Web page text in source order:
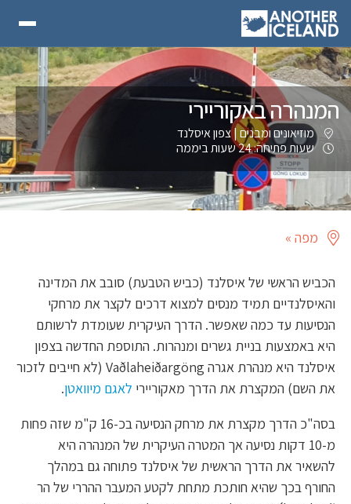
המנהרה באקוריירי
מוזיאונים ומבנים |צפון איסלנד
שעות פתיחה: 24 שעות ביממה
מפה »
הכביש הראשי של איסלנד (כביש הטבעת) סובב את המדינה
והאיסלנדיים תמיד מנסים למצוא דרכים לקצר את מרחקי
הנסיעות עד כמה שאפשר. הדרך העיקרית שעומדת לרשותם
היא באמצעות בניית גשרים ומנהרות. התוספת החדשה בצפון
איסלנד היא מנהרת אגרה Vaðlaheiðargöng (לא חייבים לזכור
את השם) המקצרת את הדרך מאקוריירי לאגם מיוואטן.
בסה"כ הדרך מקצרת את מרחק הנסיעה בכ-16 ק"מ שזה פחות
מ-10 דקות נסיעה אך המטרה העיקרית של המנהרה היא
להשאיר את הדרך הראשית של איסלנד פתוחה גם במהלך
החורף בכך שהיא חותכת מתחת לקטע המעבר ההררי של הר